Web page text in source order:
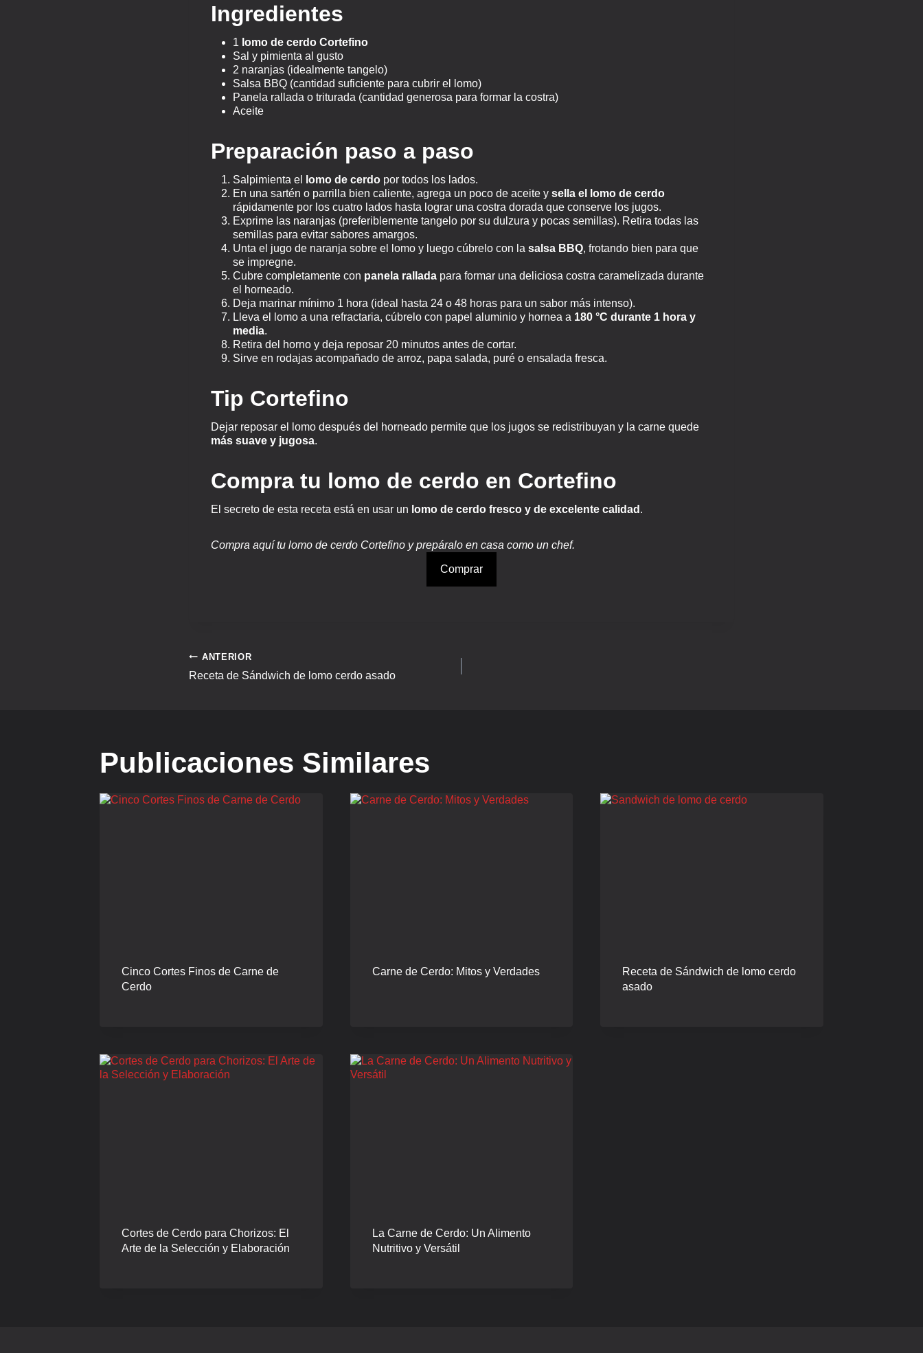
Ingredientes
1 lomo de cerdo Cortefino
Sal y pimienta al gusto
2 naranjas (idealmente tangelo)
Salsa BBQ (cantidad suficiente para cubrir el lomo)
Panela rallada o triturada (cantidad generosa para formar la costra)
Aceite
Preparación paso a paso
Salpimienta el lomo de cerdo por todos los lados.
En una sartén o parrilla bien caliente, agrega un poco de aceite y sella el lomo de cerdo
rápidamente por los cuatro lados hasta lograr una costra dorada que conserve los jugos.
Exprime las naranjas (preferiblemente tangelo por su dulzura y pocas semillas). Retira todas las
semillas para evitar sabores amargos.
Unta el jugo de naranja sobre el lomo y luego cúbrelo con la salsa BBQ, frotando bien para que
se impregne.
Cubre completamente con panela rallada para formar una deliciosa costra caramelizada durante
el horneado.
Deja marinar mínimo 1 hora (ideal hasta 24 o 48 horas para un sabor más intenso).
Lleva el lomo a una refractaria, cúbrelo con papel aluminio y hornea a 180 °C durante 1 hora y
media.
Retira del horno y deja reposar 20 minutos antes de cortar.
Sirve en rodajas acompañado de arroz, papa salada, puré o ensalada fresca.
Tip Cortefino
Dejar reposar el lomo después del horneado permite que los jugos se redistribuyan y la carne quede
más suave y jugosa.
Compra tu lomo de cerdo en Cortefino
El secreto de esta receta está en usar un lomo de cerdo fresco y de excelente calidad .
Compra aquí tu lomo de cerdo Cortefino y prepáralo en casa como un chef.
Comprar
ANTERIOR
Receta de Sándwich de lomo cerdo asado
Publicaciones Similares
Cinco Cortes Finos de Carne de
Cerdo
Carne de Cerdo: Mitos y Verdades
Receta de Sándwich de lomo cerdo
asado
Cortes de Cerdo para Chorizos: El
Arte de la Selección y Elaboración
La Carne de Cerdo: Un Alimento
Nutritivo y Versátil